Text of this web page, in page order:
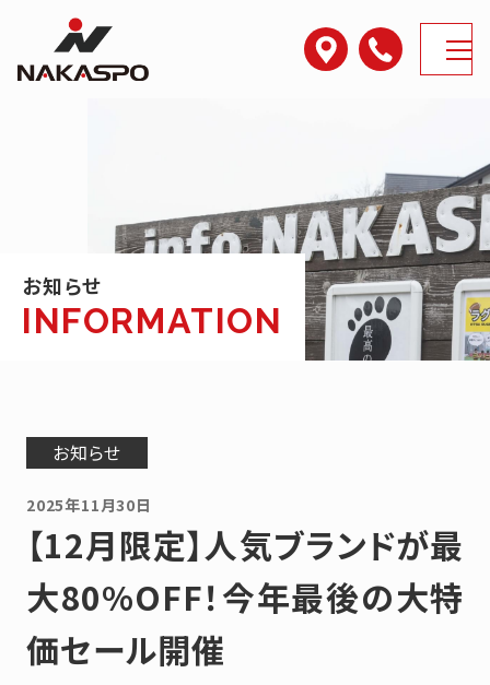
アクセス電話番号
MENU
お知らせ
お知らせ
2025年11月30日
【12月限定】人気ブランドが最
大80%OFF！今年最後の大特
価セール開催